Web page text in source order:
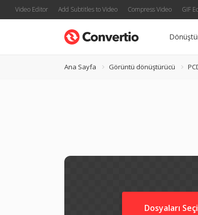
Video Editor Add Subtitles to Video Compress Video GIF
Ana Sayfa Görüntü dönüştürücü
Dosyaları